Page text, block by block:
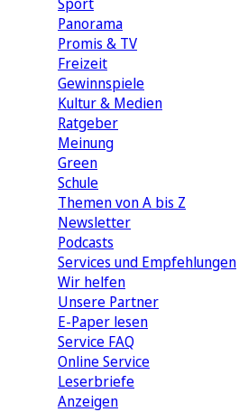
Panorama
Promis & TV
Freizeit
Gewinnspiele
Kultur & Medien
Ratgeber
Meinung
Green
Schule
Themen von A bis Z
Newsletter
Podcasts
Services und Empfehlungen
Wir helfen
Unsere Partner
E-Paper lesen
Service FAQ
Online Service
Leserbriefe
Anzeigen